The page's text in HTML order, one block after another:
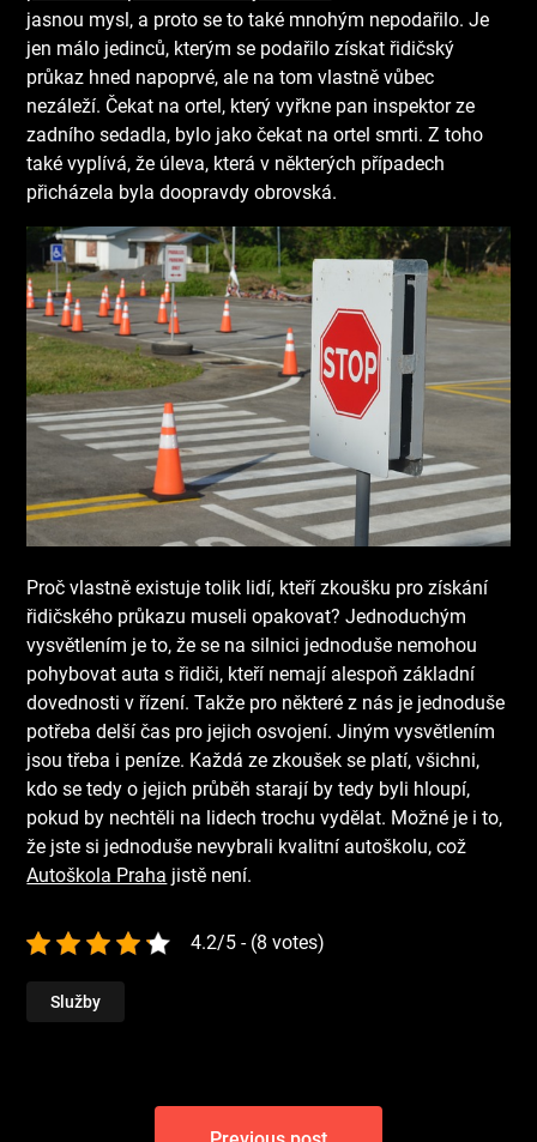
jasnou mysl, a proto se to také mnohým nepodařilo. Je
jen málo jedinců, kterým se podařilo získat řidičský
průkaz hned napoprvé, ale na tom vlastně vůbec
nezáleží. Čekat na ortel, který vyřkne pan inspektor ze
zadního sedadla, bylo jako čekat na ortel smrti. Z toho
také vyplívá, že úleva, která v některých případech
přicházela byla doopravdy obrovská.
Proč vlastně existuje tolik lidí, kteří zkoušku pro získání
řidičského průkazu museli opakovat? Jednoduchým
vysvětlením je to, že se na silnici jednoduše nemohou
pohybovat auta s řidiči, kteří nemají alespoň základní
dovednosti v řízení. Takže pro některé z nás je jednoduše
potřeba delší čas pro jejich osvojení. Jiným vysvětlením
jsou třeba i peníze. Každá ze zkoušek se platí, všichni,
kdo se tedy o jejich průběh starají by tedy byli hloupí,
pokud by nechtěli na lidech trochu vydělat. Možné je i to,
že jste si jednoduše nevybrali kvalitní autoškolu, což
Autoškola Praha jistě není.
4.2/5 - (8 votes)
Služby
Navigace